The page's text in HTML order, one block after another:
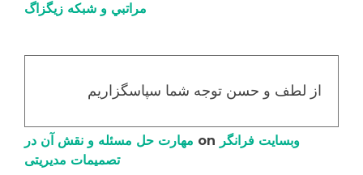
مراتبي و شبکه زیگزاگ
از لطف و حسن توجه شما سپاسگزاریم
وبسایت فرانگر
مهارت حل مسئله و نقش آن در
تصمیمات مدیریتی